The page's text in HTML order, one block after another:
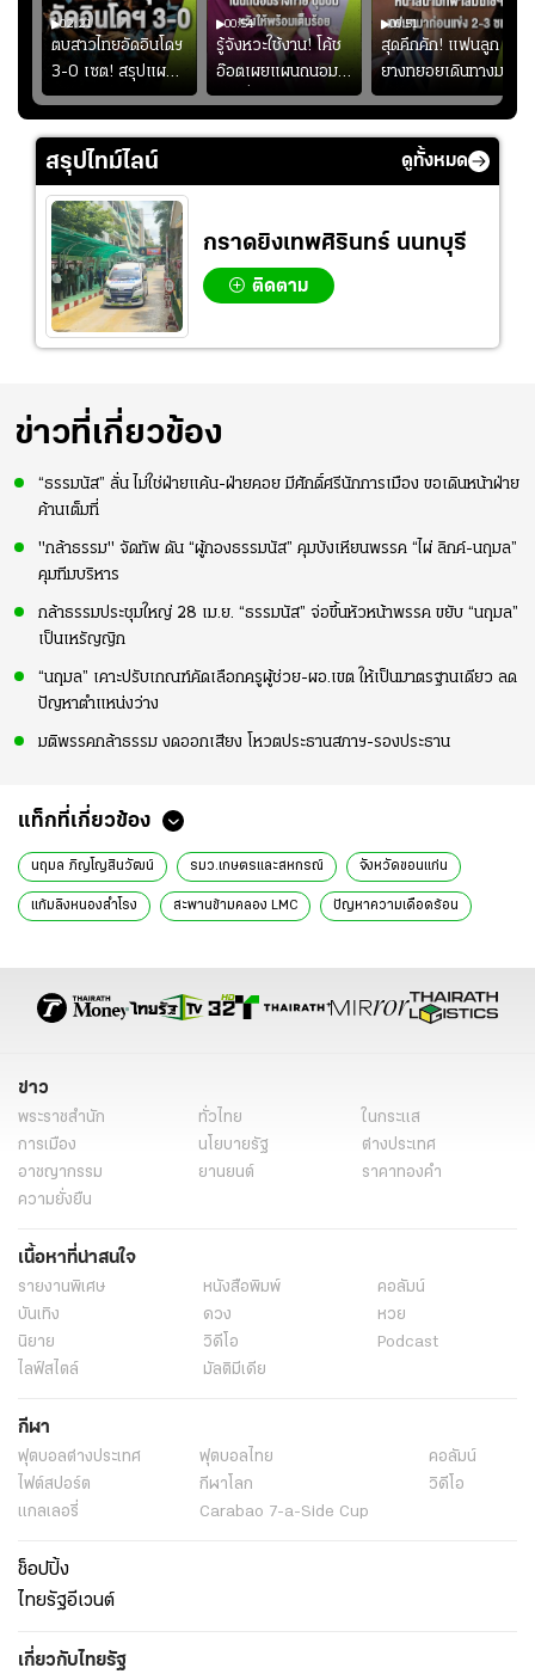
02:21
ตบสาวไทยอัดอินโดฯ
3-0 เซต! สรุปแผน
โค้ชอ๊อตติวเข้ม
ฟิตเนสต่อ พร้อมเผย
เหตุผล "บุ๋มบิ๋ม" ลง
ไม่เต็มเกม
00:54
รู้จังหวะใช้งาน! โค้ช
อ๊อตเผยแผนถนอม
“บุ๋มบิ๋ม” เพื่อรักษา
ร่างกายให้พร้อมที่สุด
00:51
สุดคึกคัก! แฟนลูก
ยางทยอยเดินทางมา
หน้าสนามกีฬา
สมโภชฯ กันอย่าง
คึกคัก ก่อนเกมเริ่ม
สรุปไทม์ไลน์ ดูทั้งหมด
กราดยิงเทพศิรินทร์ นนทบุรี
ติดตาม
ข่าวที่เกี่ยวข้อง
“ธรรมนัส” ลั่น ไม่ใช่ฝ่ายแค้น-ฝ่ายคอย มีศักดิ์ศรีนักการเมือง ขอเดินหน้าฝ่าย
ค้านเต็มที่
"กล้าธรรม" จัดทัพ ดัน “ผู้กองธรรมนัส” คุมบังเหียนพรรค “ไผ่ ลิกค์-นฤมล”
คุมทีมบริหาร
กล้าธรรมประชุมใหญ่ 28 เม.ย. “ธรรมนัส” จ่อขึ้นหัวหน้าพรรค ขยับ “นฤมล”
เป็นเหรัญญิก
“นฤมล” เคาะปรับเกณฑ์คัดเลือกครูผู้ช่วย-ผอ.เขต ให้เป็นมาตรฐานเดียว ลด
ปัญหาตำแหน่งว่าง
มติพรรคกล้าธรรม งดออกเสียง โหวตประธานสภาฯ-รองประธาน
แท็กที่เกี่ยวข้อง
นฤมล ภิญโญสินวัฒน์ รมว.เกษตรและสหกรณ์ จังหวัดขอนแก่น
แก้มลิงหนองสำโรง สะพานข้ามคลอง LMC ปัญหาความเดือดร้อน
ข่าวการเมือง ไทยรัฐ ข่าววันนี้
ข่าว
พระราชสำนัก ทั่วไทย
ในกระแส
การเมือง
นโยบายรัฐ
ต่างประเทศ
อาชญากรรม
ยานยนต์
ราคาทองคำ
ความยั่งยืน
เนื้อหาที่น่าสนใจ
รายงานพิเศษ หนังสือพิมพ์
คอลัมน์
บันเทิง
ดวง
หวย
นิยาย
วิดีโอ
Podcast
ไลฟ์สไตล์
มัลติมีเดีย
กีฬา
ฟุตบอลต่่างประเทศ ฟุตบอลไทย
คอลัมน์
ไฟต์สปอร์ต
กีฬาโลก
วิดีโอ
แกลเลอรี่
Carabao 7-a-Side Cup
ช็อปปิ้ง
ไทยรัฐอีเวนต์
เกี่ยวกับไทยรัฐ